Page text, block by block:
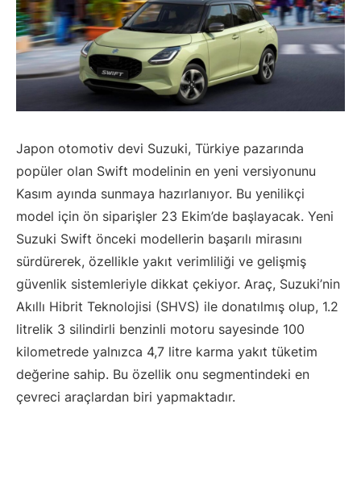
Japon otomotiv devi Suzuki, Türkiye pazarında
popüler olan Swift modelinin en yeni versiyonunu
Kasım ayında sunmaya hazırlanıyor. Bu yenilikçi
model için ön siparişler 23 Ekim’de başlayacak. Yeni
Suzuki Swift önceki modellerin başarılı mirasını
sürdürerek, özellikle yakıt verimliliği ve gelişmiş
güvenlik sistemleriyle dikkat çekiyor. Araç, Suzuki’nin
Akıllı Hibrit Teknolojisi (SHVS) ile donatılmış olup, 1.2
litrelik 3 silindirli benzinli motoru sayesinde 100
kilometrede yalnızca 4,7 litre karma yakıt tüketim
değerine sahip. Bu özellik onu segmentindeki en
çevreci araçlardan biri yapmaktadır.